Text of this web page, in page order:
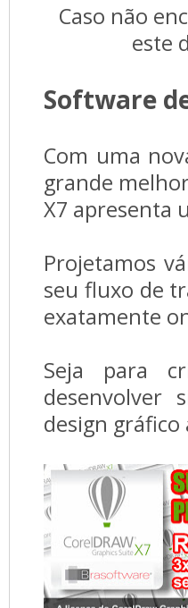
Caso não
este
Software
Com uma
grande
X7 apresenta
Projetamos
seu fluxo de
exatamente
Seja para
desenvolver
design gráfico